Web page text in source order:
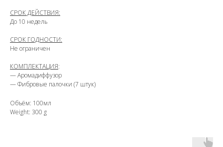
СРОК ДЕЙСТВИЯ:
До 10 недель
СРОК ГОДНОСТИ:
Не ограничен
КОМПЛЕКТАЦИЯ:
— Аромадиффузор
— Фибровые палочки (7 штук)
Объём: 100мл
Weight: 300 g